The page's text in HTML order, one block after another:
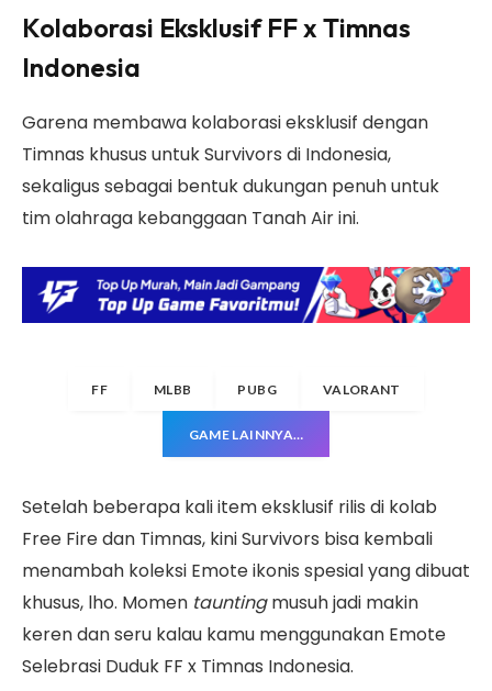
Kolaborasi Eksklusif FF x Timnas
Indonesia
Garena membawa kolaborasi eksklusif dengan
Timnas khusus untuk Survivors di Indonesia,
sekaligus sebagai bentuk dukungan penuh untuk
tim olahraga kebanggaan Tanah Air ini.
FF MLBB PUBG VALORANT
GAME LAINNYA…
Setelah beberapa kali item eksklusif rilis di kolab
Free Fire dan Timnas, kini Survivors bisa kembali
menambah koleksi Emote ikonis spesial yang dibuat
khusus, lho. Momen tauntingmusuh jadi makin
keren dan seru kalau kamu menggunakan Emote
Selebrasi Duduk FF x Timnas Indonesia.